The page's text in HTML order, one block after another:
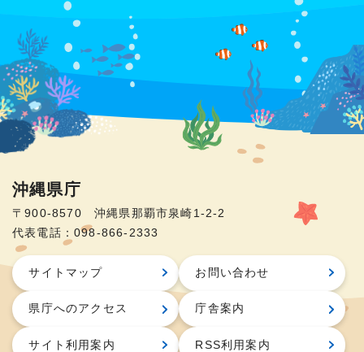
沖縄県庁
〒900-8570 沖縄県那覇市泉崎1-2-2
代表電話：098-866-2333
サイトマップ お問い合わせ
県庁へのアクセス 庁舎案内
サイト利用案内 RSS利用案内